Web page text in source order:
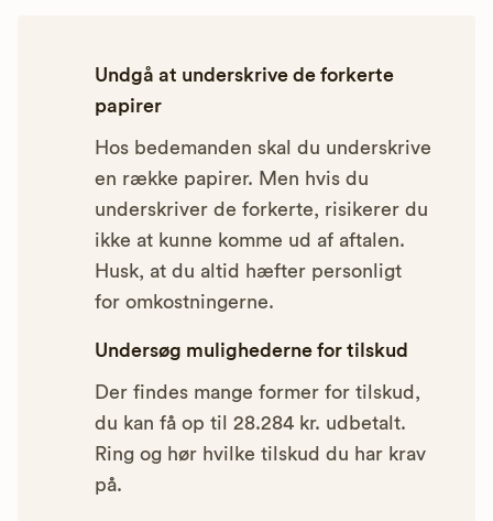
Undgå at underskrive de forkerte
papirer
Hos bedemanden skal du underskrive
en række papirer. Men hvis du
underskriver de forkerte, risikerer du
ikke at kunne komme ud af aftalen.
Husk, at du altid hæfter personligt
for omkostningerne.
Undersøg mulighederne for tilskud
Der findes mange former for tilskud,
du kan få op til 28.284 kr. udbetalt.
Ring og hør hvilke tilskud du har krav
på.